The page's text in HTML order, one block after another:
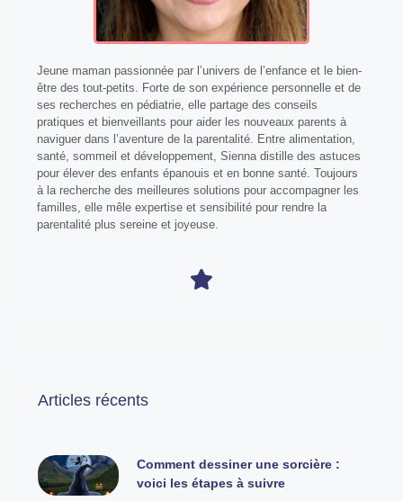
Jeune maman passionnée par l’univers de l’enfance et le bien-
être des tout-petits. Forte de son expérience personnelle et de
ses recherches en pédiatrie, elle partage des conseils
pratiques et bienveillants pour aider les nouveaux parents à
naviguer dans l’aventure de la parentalité. Entre alimentation,
santé, sommeil et développement, Sienna distille des astuces
pour élever des enfants épanouis et en bonne santé. Toujours
à la recherche des meilleures solutions pour accompagner les
familles, elle mêle expertise et sensibilité pour rendre la
parentalité plus sereine et joyeuse.
Articles récents
Comment dessiner une sorcière :
voici les étapes à suivre